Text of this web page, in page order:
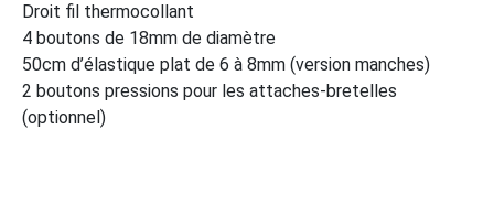
Droit fil thermocollant
4 boutons de 18mm de diamètre
50cm d’élastique plat de 6 à 8mm (version manches)
2 boutons pressions pour les attaches-bretelles
(optionnel)